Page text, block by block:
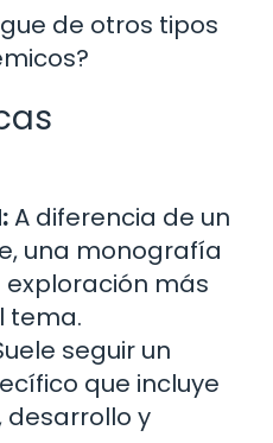
de otros tipos
A diferencia de un
una monografía
exploración más
tema.
seguir un
que incluye
desarrollo y